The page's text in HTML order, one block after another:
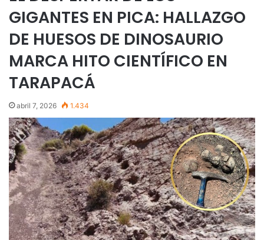
GIGANTES EN PICA: HALLAZGO
DE HUESOS DE DINOSAURIO
MARCA HITO CIENTÍFICO EN
TARAPACÁ
abril 7, 2026 1.434